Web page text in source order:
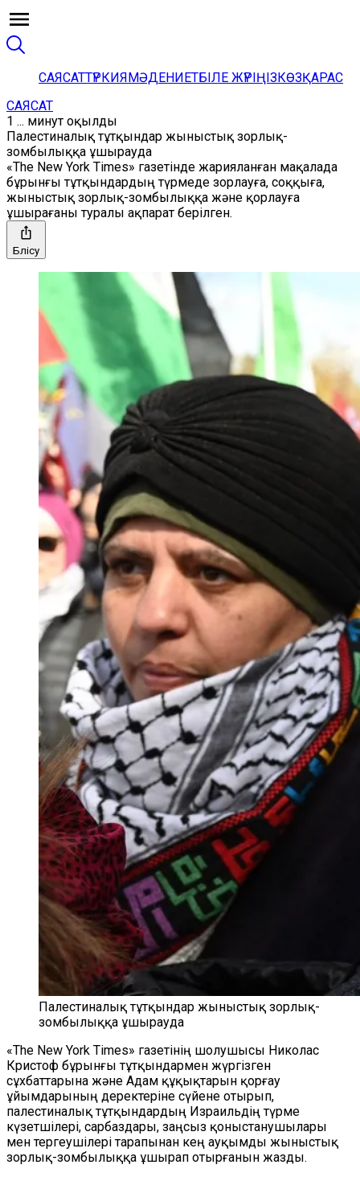
САЯСАТТҮРКИЯМӘДЕНИЕТБІЛЕ ЖҮРІҢІЗКӨЗҚАРАС
САЯСАТ
1 ... минут оқылды
Палестиналық тұтқындар жыныстық зорлық-
зомбылыққа ұшырауда
«The New York Times» газетінде жарияланған мақалада
бұрынғы тұтқындардың түрмеде зорлауға, соққыға,
жыныстық зорлық-зомбылыққа және қорлауға
ұшырағаны туралы ақпарат берілген.
Бөлісу
Палестиналық тұтқындар жыныстық зорлық-
зомбылыққа ұшырауда
«The New York Times» газетінің шолушысы Николас
Кристоф бұрынғы тұтқындармен жүргізген
сұхбаттарына және Адам құқықтарын қорғау
ұйымдарының деректеріне сүйене отырып,
палестиналық тұтқындардың Израильдің түрме
күзетшілері, сарбаздары, заңсыз қоныстанушылары
мен тергеушілері тарапынан кең ауқымды жыныстық
зорлық-зомбылыққа ұшырап отырғанын жазды.